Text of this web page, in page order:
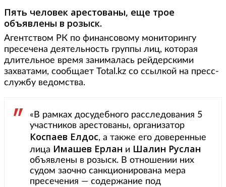
Пять человек арестованы, еще трое
объявлены в розыск.
Агентством РК по финансовому мониторингу
пресечена деятельность группы лиц, которая
длительное время занималась рейдерскими
захватами, сообщает Total.kz со ссылкой на пресс-
службу ведомства.
«В рамках досудебного расследования 5
участников арестованы, организатор
Коспаев Елдос, а также его доверенные
лица Имашев Ерлан и Шалин Руслан
объявлены в розыск. В отношении них
судом заочно санкционирована мера
пресечения — содержание под